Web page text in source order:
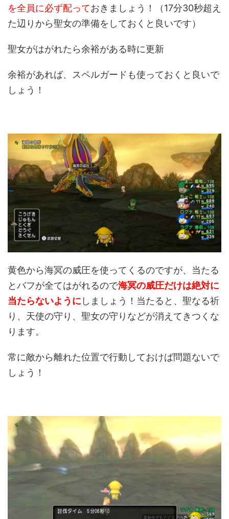
を全員に必ず配っておきましょう！（17分30秒超え
た辺りから聖女の準備をしておくと良いです）
聖女がはがれたら余裕がある時に更新
余裕があれば、スペルガードも使っておくと良いで
しょう！
黄色から海冥の威圧を使ってくるのですが、当たる
とバフが全てはがれるので海冥の威圧だけは絶対に
当たらないように しましょう！当たると、聖なる祈
り、天使の守り、聖女の守りなどが消えてきつくな
ります。
常に敵から離れた位置で行動しておけば問題ないで
しょう！